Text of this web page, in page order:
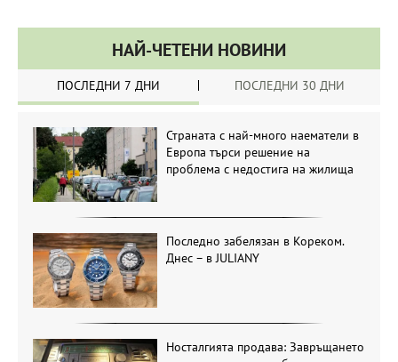
НАЙ-ЧЕТЕНИ НОВИНИ
ПОСЛЕДНИ 7 ДНИ ПОСЛЕДНИ 30 ДНИ
Страната с най-много наематели в
Европа търси решение на
проблема с недостига на жилища
Последно забелязан в Кореком.
Днес – в JULIANY
Носталгията продава: Завръщането